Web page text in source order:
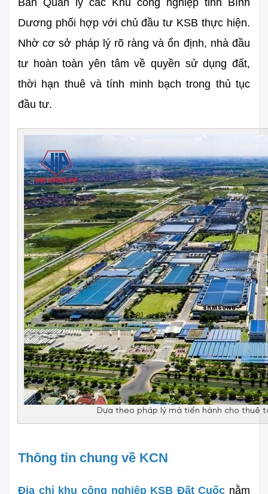
Dương phối hợp với chủ đầu tư KSB thực hiện.
Nhờ cơ sở pháp lý rõ ràng và ổn định, nhà đầu
tư hoàn toàn yên tâm về quyền sử dụng đất,
thời hạn thuê và tính minh bạch trong thủ tục
đầu tư.
Dựa theo pháp lý mà tiến hành cho thuê
Thông tin chung về KCN
Địa chỉ khu công nghiệp KSB Đất Cuốc nằm